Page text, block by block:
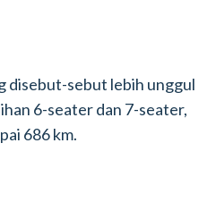
disebut-sebut lebih unggul
6-seater dan 7-seater,
686 km.